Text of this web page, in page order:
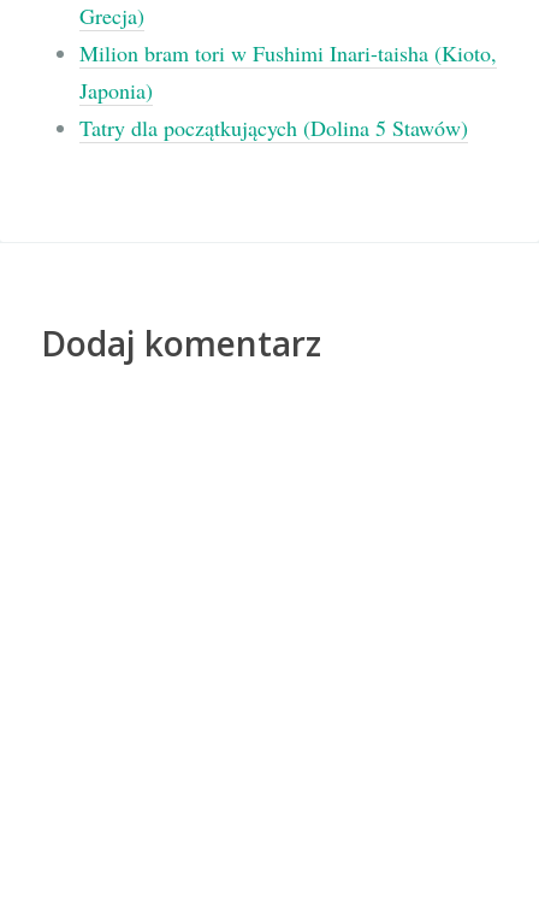
Grecja)
Milion bram tori w Fushimi Inari-taisha (Kioto,
Japonia)
Tatry dla początkujących (Dolina 5 Stawów)
Dodaj komentarz